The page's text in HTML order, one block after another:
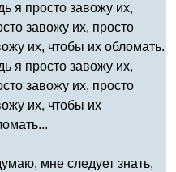
я просто завожу их,
завожу их, просто
их, чтобы их обломать.
я просто завожу их,
завожу их, просто
их, чтобы их
мне следует знать,